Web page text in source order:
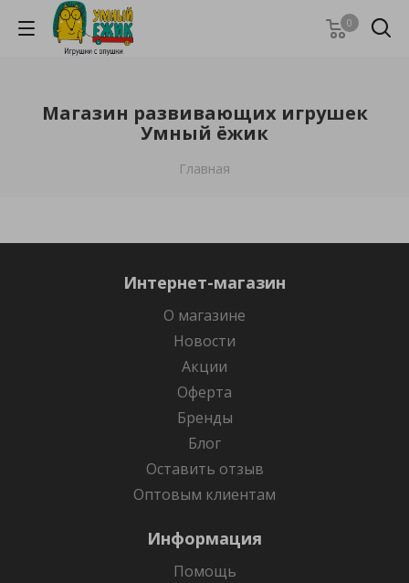
0
Магазин развивающих игрушек
Умный ёжик
Главная
Интернет-магазин
О магазине
Новости
Акции
Оферта
Бренды
Блог
Оставить отзыв
Оптовым клиентам
Информация
Помощь